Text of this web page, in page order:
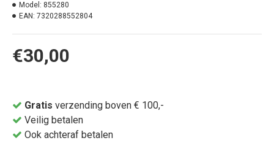
€30,00
Model: 855280
EAN: 7320288552804
Gratis verzending boven € 100,-
Veilig betalen
Ook achteraf betalen